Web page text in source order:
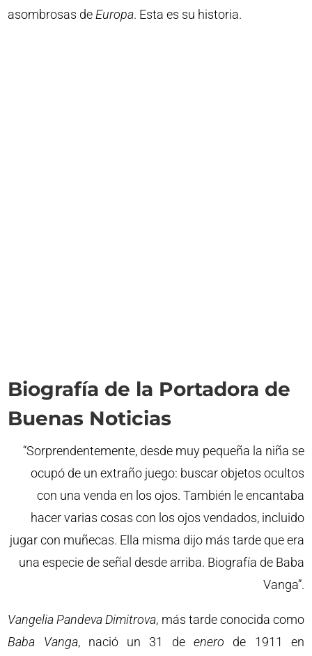
asombrosas de Europa. Esta es su historia.
Biografía de la Portadora de
Buenas Noticias
“Sorprendentemente, desde muy pequeña la niña se
ocupó de un extraño juego: buscar objetos ocultos
con una venda en los ojos. También le encantaba
hacer varias cosas con los ojos vendados, incluido
jugar con muñecas. Ella misma dijo más tarde que era
una especie de señal desde arriba. Biografía de Baba
Vanga”.
Vangelia Pandeva Dimitrova, más tarde conocida como
Baba
Vanga, nació un 31 de enero de 1911 en